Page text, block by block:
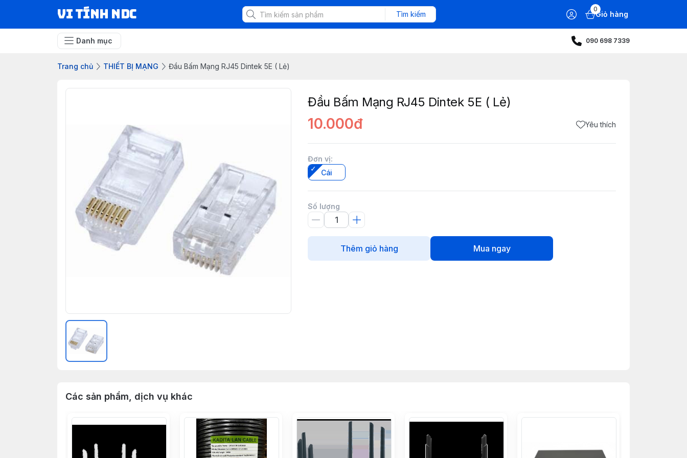
VI TÍNH NDC Tìm kiếm
0
Giỏ hàng
Danh mục 090 698 7339
Trang chủ THIẾT BỊ MẠNG Đầu Bấm Mạng RJ45 Dintek 5E ( Lẻ)
Đầu Bấm Mạng RJ45 Dintek 5E ( Lẻ)
10.000đ Yêu thích
Đơn vị:
Cái
Số lượng
Thêm giỏ hàng Mua ngay
Các sản phẩm, dịch vụ khác